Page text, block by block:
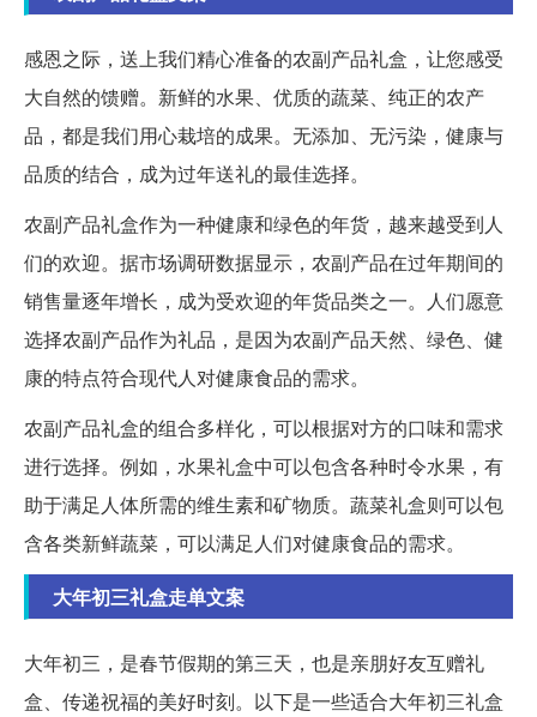
感恩之际，送上我们精心准备的农副产品礼盒，让您感受
大自然的馈赠。新鲜的水果、优质的蔬菜、纯正的农产
品，都是我们用心栽培的成果。无添加、无污染，健康与
品质的结合，成为过年送礼的最佳选择。
农副产品礼盒作为一种健康和绿色的年货，越来越受到人
们的欢迎。据市场调研数据显示，农副产品在过年期间的
销售量逐年增长，成为受欢迎的年货品类之一。人们愿意
选择农副产品作为礼品，是因为农副产品天然、绿色、健
康的特点符合现代人对健康食品的需求。
农副产品礼盒的组合多样化，可以根据对方的口味和需求
进行选择。例如，水果礼盒中可以包含各种时令水果，有
助于满足人体所需的维生素和矿物质。蔬菜礼盒则可以包
含各类新鲜蔬菜，可以满足人们对健康食品的需求。
大年初三礼盒走单文案
大年初三，是春节假期的第三天，也是亲朋好友互赠礼
盒、传递祝福的美好时刻。以下是一些适合大年初三礼盒